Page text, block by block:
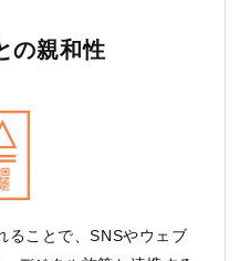
の親和性
ることで、SNSやウェブ